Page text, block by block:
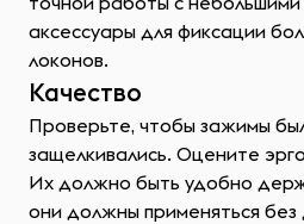
аксессуары для фиксации
локонов.
Качество
Проверьте, чтобы зажимы
защелкивались. Оцените
Их должно быть удобно
они должны применяться